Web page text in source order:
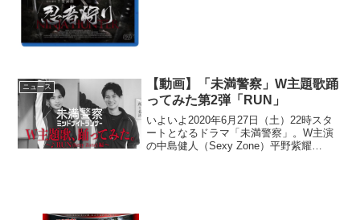
ニュース
【動画】「未満警察」W主題歌踊
ってみた第2弾「RUN」
いよいよ2020年6月27日（土）22時スタ
ートとなるドラマ「未満警察」。W主演
の中島健人（Sexy Zone）平野紫耀